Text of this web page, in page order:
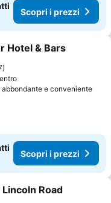
Scopri i prezzi
ai preferiti
Hotel & Bars
abbondante e conveniente
Scopri i prezzi
ai preferiti
Road